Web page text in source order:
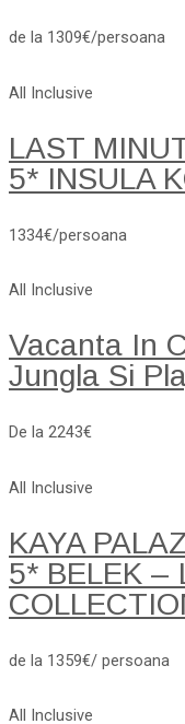
de la 1309€/persoana
All Inclusive
LAST
5* INSULA
1334€/persoana
All Inclusive
Vacanta In
Jungla Si
De la 2243€
All Inclusive
KAYA
5* BELEK –
de la 1359€/ persoana
All Inclusive